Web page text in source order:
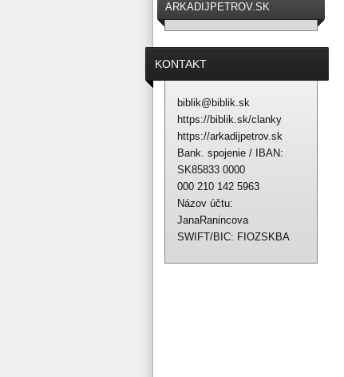
ARKADIJPETROV.SK
KONTAKT
biblik@biblik.sk
https://biblik.sk/clanky
https://arkadijpetrov.sk
Bank. spojenie / IBAN:
SK85833 0000
000 210 142 5963
Názov účtu:
JanaRanincova
SWIFT/BIC: FIOZSKBA